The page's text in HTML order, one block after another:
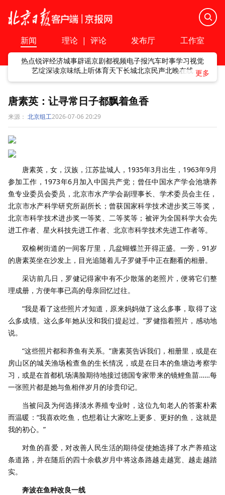
新闻 理论 | 评论 发布厅 工作室
热点锐评经济城事辟谣京剧都视频电子报汽车时事学习视觉
艺绽深读京味纸上听体育天下长城北京民声北晚在线
唐素英：让寻常日子都飘着鱼香
来源： 北京组工2026-07-06 20:29
唐素英，女，汉族，江苏盐城人，1935年3月出生，1963年9月
参加工作，1973年6月加入中国共产党；曾任中国水产学会池塘养
鱼专业委员会委员，北京市水产学会副理事长、学术委员会主任，
北京市水产科学研究所副所长；曾获国家科学技术进步奖三等奖，
北京市科学技术进步奖一等奖、二等奖等；被评为全国科学大会先
进工作者、星火科技先进工作者、北京市科学技术先进工作者等。
双榆树街道的一间客厅里，几盆蝴蝶兰开得正盛。一旁，91岁
的唐素英坐在沙发上，目光追随着儿子罗健手中正在翻看的相册。
采访前几日，罗健记得家中有不少散落的老照片，便将它们整
理成册，方便年事已高的母亲回忆过往。
“我是看了这些照片才知道，原来妈妈做了这么多事，取得了这
么多成绩。这么多年她从没和我们提起过。”罗健指着照片，感动地
说。
“这些照片都和养鱼有关系。”唐素英告诉我们，相册里，或是在
房山区的城关渔场检查鱼的生长情况，或是在日本的鱼塘边考察学
习，或是在首都机场满脸期待地接过德国专家带来的镜鲤鱼苗……每
一张照片都是她与鱼相伴岁月的珍贵印记。
当被问及为何选择淡水养殖专业时，这位九旬老人的答案朴素
而温暖：“我喜欢吃鱼，也想着让大家吃上更多、更好的鱼，这就是
我的初心。”
对鱼的喜爱，对改善人民生活的期待促使她选择了水产养殖这
条道路，并在随后的四十余载岁月中将这条路越走越宽、越走越踏
实。
奔波在鱼种改良一线